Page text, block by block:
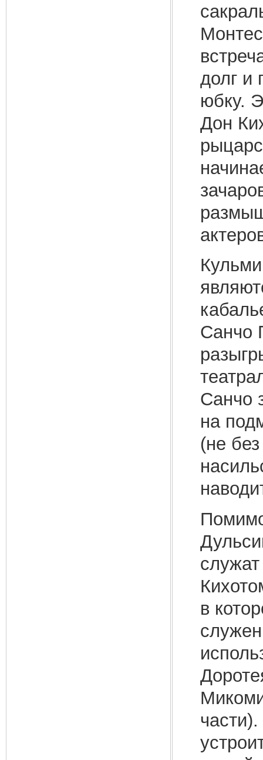
долг и
юбку.
Дон
Санчо
Санчо
на
(не
в